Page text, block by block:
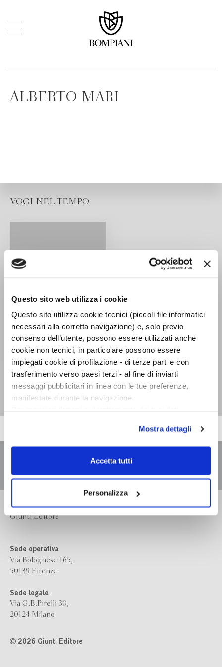
Questo sito web utilizza i cookie
Questo sito utilizza cookie tecnici (piccoli file informatici
necessari alla corretta navigazione) e, solo previo
consenso dell’utente, possono essere utilizzati anche
cookie non tecnici, in particolare possono essere
impiegati cookie di profilazione - di terze parti e con
trasferimento verso paesi terzi - al fine di inviarti
messaggi pubblicitari in linea con le tue preferenze,
manifestate durante la navigazione.
scelte privacy sui cookie, ti invitiamo a prendere visione
dell’informativa cookie.
Chiudendo il banner tramite la “X” prosegui la
dei soli cookie tecnici. Selezionando “Accetta tutti” presti
il tuo consenso alla profilazione che potrai revocare in
ogni momentoRevoca
Mostra dettagli
Accetta tutti
Personalizza
ALBERTO MARI
VOCI NEL TEMPO
Uomo libero sempre
amerai...
Alberto Mari
Bompiani è un marchio
Giunti Editore
Sede operativa
Via Bolognese 165,
50139 Firenze
Sede legale
Via G.B.Pirelli 30,
20124 Milano
2026 Giunti Editore